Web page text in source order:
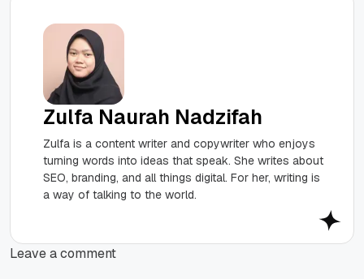
Zulfa Naurah Nadzifah
Zulfa is a content writer and copywriter who enjoys
turning words into ideas that speak. She writes about
SEO, branding, and all things digital. For her, writing is
a way of talking to the world.
Leave a comment